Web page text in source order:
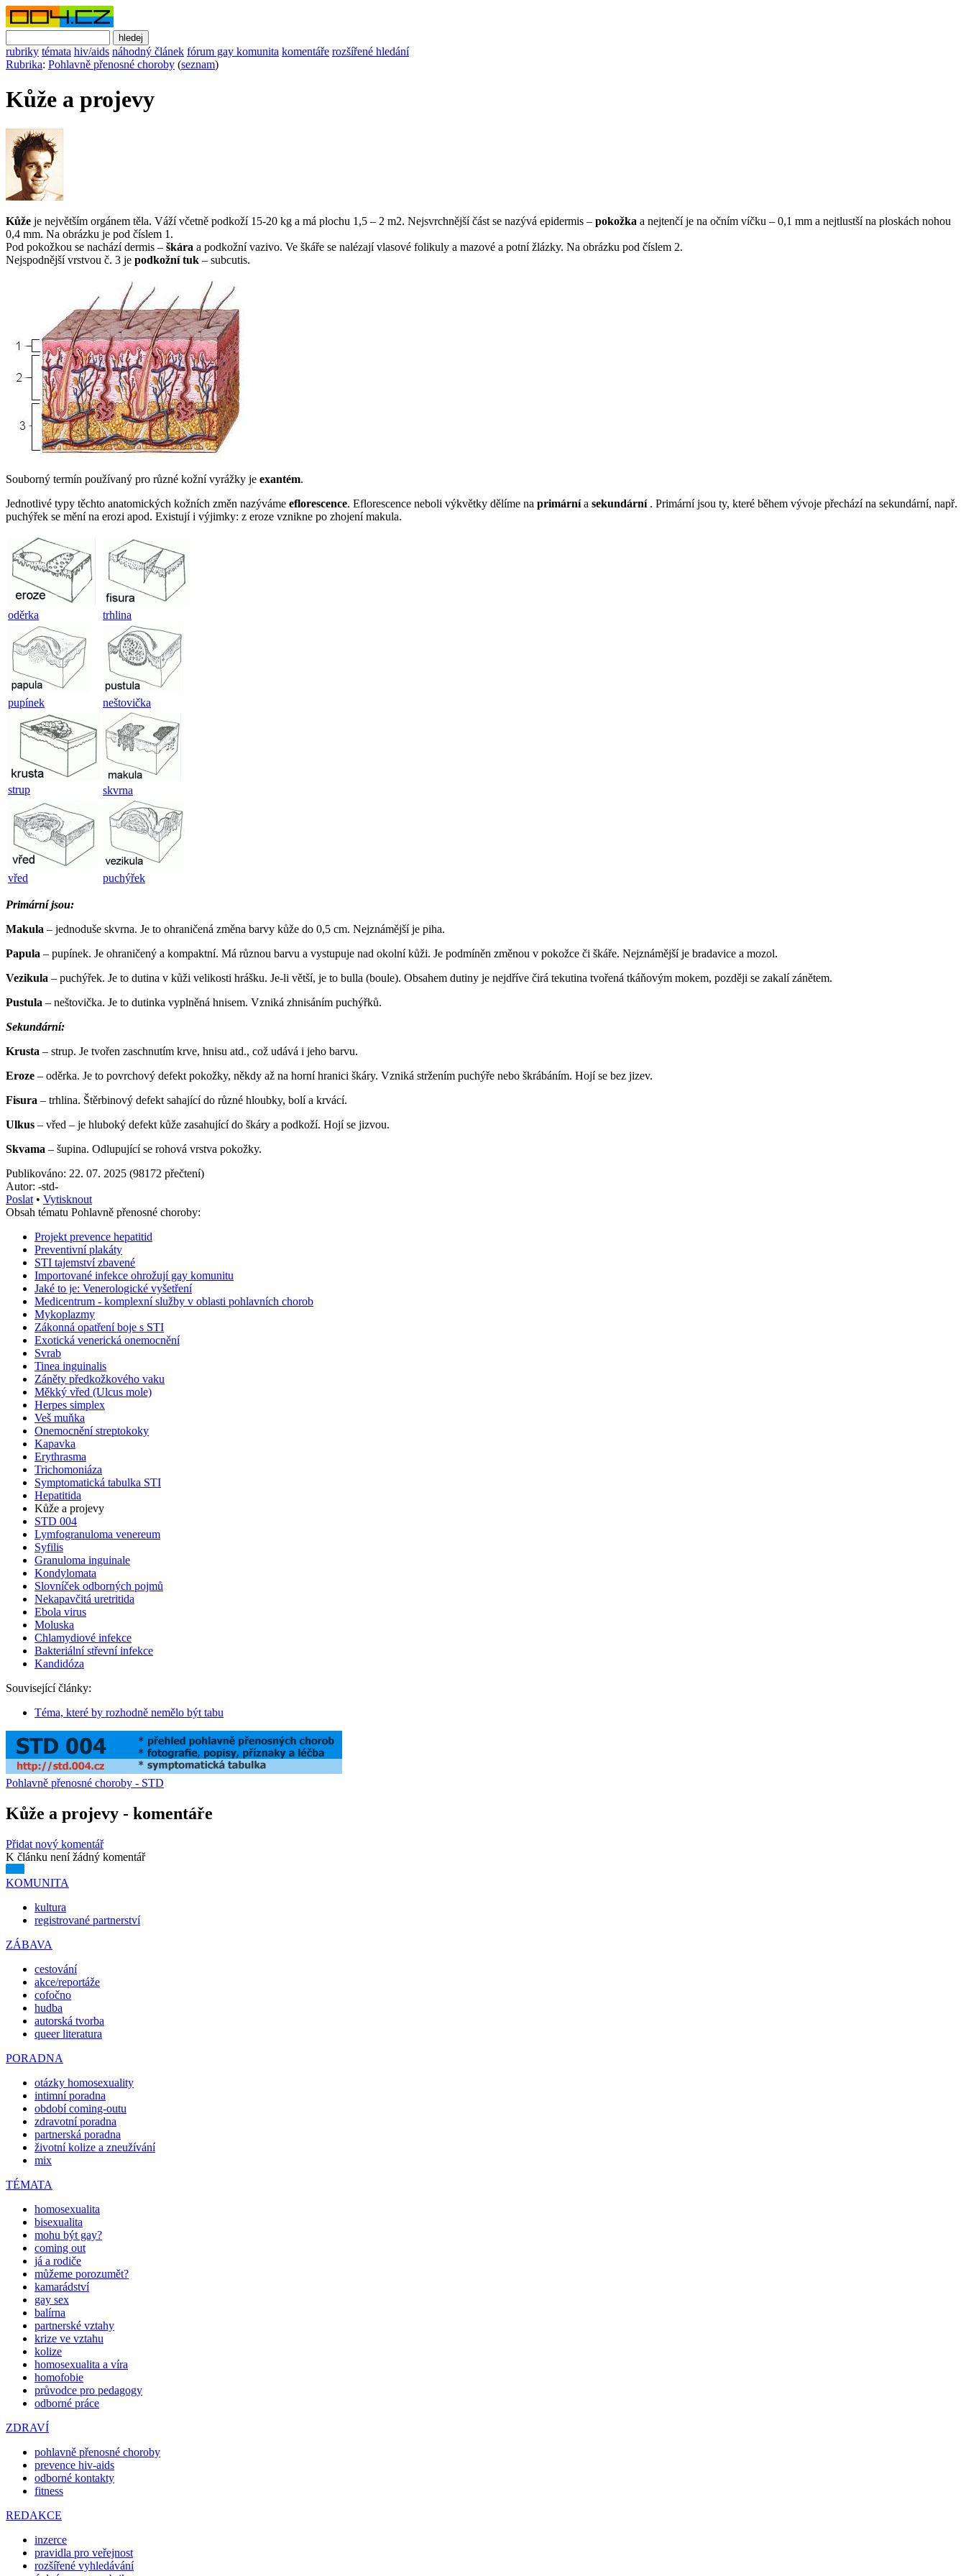
rubriky témata hiv/aids náhodný článek fórum gay komunita komentáře rozšířené hledání
Rubrika: Pohlavně přenosné choroby (seznam)
Kůže a projevy
Kůže je největším orgánem těla. Váží včetně podkoží 15-20 kg a má plochu 1,5 – 2 m2. Nejsvrchnější část se nazývá epidermis – pokožka a nejtenčí je na očním víčku – 0,1 mm a nejtlustší na ploskách nohou
0,4 mm. Na obrázku je pod číslem 1.
Pod pokožkou se nachází dermis – škára a podkožní vazivo. Ve škáře se nalézají vlasové folikuly a mazové a potní žlázky. Na obrázku pod číslem 2.
Nejspodnější vrstvou č. 3 je podkožní tuk – subcutis.
Souborný termín používaný pro různé kožní vyrážky je exantém.
Jednotlivé typy těchto anatomických kožních změn nazýváme eflorescence. Eflorescence neboli výkvětky dělíme na primárnía sekundární . Primární jsou ty, které během vývoje přechází na sekundární, např.
puchýřek se mění na erozi apod. Existují i výjimky: z eroze vznikne po zhojení makula.
oděrka trhlina
pupínek neštovička
strup skvrna
vřed puchýřek
Primární jsou:
Makula – jednoduše skvrna. Je to ohraničená změna barvy kůže do 0,5 cm. Nejznámější je piha.
Papula – pupínek. Je ohraničený a kompaktní. Má různou barvu a vystupuje nad okolní kůži. Je podmíněn změnou v pokožce či škáře. Nejznámější je bradavice a mozol.
Vezikula – puchýřek. Je to dutina v kůži velikosti hrášku. Je-li větší, je to bulla (boule). Obsahem dutiny je nejdříve čirá tekutina tvořená tkáňovým mokem, později se zakalí zánětem.
Pustula – neštovička. Je to dutinka vyplněná hnisem. Vzniká zhnisáním puchýřků.
Sekundární:
Krusta – strup. Je tvořen zaschnutím krve, hnisu atd., což udává i jeho barvu.
Eroze – oděrka. Je to povrchový defekt pokožky, někdy až na horní hranici škáry. Vzniká stržením puchýře nebo škrábáním. Hojí se bez jizev.
Fisura – trhlina. Štěrbinový defekt sahající do různé hloubky, bolí a krvácí.
Ulkus – vřed – je hluboký defekt kůže zasahující do škáry a podkoží. Hojí se jizvou.
Skvama – šupina. Odlupující se rohová vrstva pokožky.
Publikováno: 22. 07. 2025 (98172 přečtení)
Autor: -std-
Poslat • Vytisknout
Obsah tématu Pohlavně přenosné choroby:
Projekt prevence hepatitid
Preventivní plakáty
STI tajemství zbavené
Importované infekce ohrožují gay komunitu
Jaké to je: Venerologické vyšetření
Medicentrum - komplexní služby v oblasti pohlavních chorob
Mykoplazmy
Zákonná opatření boje s STI
Exotická venerická onemocnění
Svrab
Tinea inguinalis
Záněty předkožkového vaku
Měkký vřed (Ulcus mole)
Herpes simplex
Veš muňka
Onemocnění streptokoky
Kapavka
Erythrasma
Trichomoniáza
Symptomatická tabulka STI
Hepatitida
Kůže a projevy
STD 004
Lymfogranuloma venereum
Syfilis
Granuloma inguinale
Kondylomata
Slovníček odborných pojmů
Nekapavčitá uretritida
Ebola virus
Moluska
Chlamydiové infekce
Bakteriální střevní infekce
Kandidóza
Související články:
Téma, které by rozhodně nemělo být tabu
Pohlavně přenosné choroby - STD
Kůže a projevy - komentáře
Přidat nový komentář
K článku není žádný komentář
KOMUNITA
kultura
registrované partnerství
ZÁBAVA
cestování
akce/reportáže
cofočno
hudba
autorská tvorba
queer literatura
PORADNA
otázky homosexuality
intimní poradna
období coming-outu
zdravotní poradna
partnerská poradna
životní kolize a zneužívání
mix
TÉMATA
homosexualita
bisexualita
mohu být gay?
coming out
já a rodiče
můžeme porozumět?
kamarádství
gay sex
balírna
partnerské vztahy
krize ve vztahu
kolize
homosexualita a víra
homofobie
průvodce pro pedagogy
odborné práce
ZDRAVÍ
pohlavně přenosné choroby
prevence hiv-aids
odborné kontakty
fitness
REDAKCE
inzerce
pravidla pro veřejnost
rozšířené vyhledávání